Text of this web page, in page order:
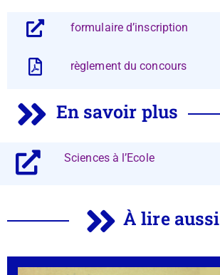
formulaire d’inscription
règlement du concours
En savoir plus
Sciences à l’Ecole
À lire aussi